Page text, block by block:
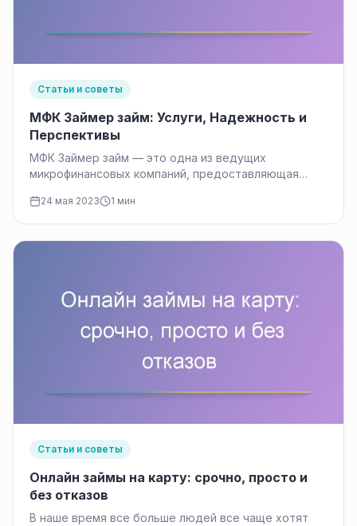
Статьи и советы
МФК Займер займ: Услуги, Надежность и
Перспективы
МФК Займер займ — это одна из ведущих
микрофинансовых компаний, предоставляющая
24 мая 2023 1 мин
Статьи и советы
Онлайн займы на карту: срочно, просто и
без отказов
В наше время все больше людей все чаще хотят